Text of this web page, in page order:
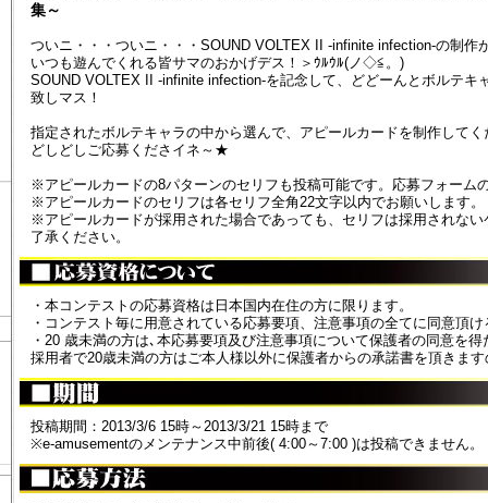
集～
ついニ・・・ついニ・・・SOUND VOLTEX II -infinite infection-の制作
いつも遊んでくれる皆サマのおかげデス！＞ｳﾙｳﾙ(ノ◇≦。)
SOUND VOLTEX II -infinite infection-を記念して、どどーんとボルテキ
致しマス！
指定されたボルテキャラの中から選んで、アピールカードを制作してく
どしどしご応募くださイネ～★
※アピールカードの8パターンのセリフも投稿可能です。応募フォーム
※アピールカードのセリフは各セリフ全角22文字以内でお願いします。
※アピールカードが採用された場合であっても、セリフは採用されな
了承ください。
・本コンテストの応募資格は日本国内在住の方に限ります。
・コンテスト毎に用意されている応募要項、注意事項の全てに同意頂
・20 歳未満の方は､本応募要項及び注意事項について保護者の同意を
採用者で20歳未満の方はご本人様以外に保護者からの承諾書を頂きま
投稿期間：2013/3/6 15時～2013/3/21 15時まで
※e-amusementのメンテナンス中前後( 4:00～7:00 )は投稿できません。